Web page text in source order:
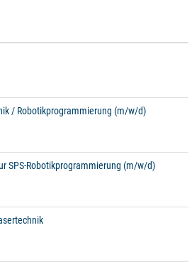
/ Robotikprogrammierung (m/w/d)
SPS-Robotikprogrammierung (m/w/d)